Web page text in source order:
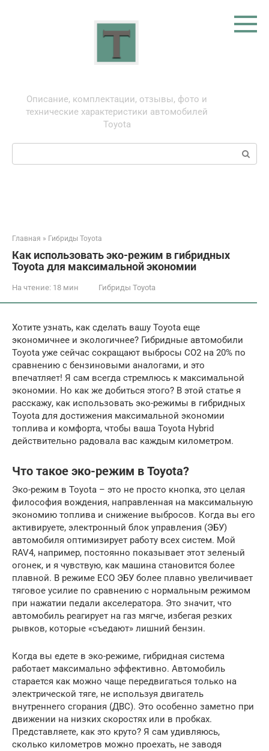
Описание, комплектации, отзывы, фото и
технические характеристики автомобилей
Toyota
Поиск:
Главная » Гибриды Toyota
Как использовать эко-режим в гибридных
Toyota для максимальной экономии
На чтение: 18 мин Гибриды Toyota
Хотите узнать, как сделать вашу Toyota еще
экономичнее и экологичнее? Гибридные автомобили
Toyota уже сейчас сокращают выбросы CO2 на 20% по
сравнению с бензиновыми аналогами, и это
впечатляет! Я сам всегда стремлюсь к максимальной
экономии. Но как же добиться этого? В этой статье я
расскажу, как использовать эко-режимы в гибридных
Toyota для достижения максимальной экономии
топлива и комфорта, чтобы ваша Toyota Hybrid
действительно радовала вас каждым километром.
Что такое эко-режим в Toyota?
Эко-режим в Toyota – это не просто кнопка, это целая
философия вождения, направленная на максимальную
экономию топлива и снижение выбросов. Когда вы его
активируете, электронный блок управления (ЭБУ)
автомобиля оптимизирует работу всех систем. Мой
RAV4, например, постоянно показывает этот зеленый
огонек, и я чувствую, как машина становится более
плавной. В режиме ECO ЭБУ более плавно увеличивает
тяговое усилие по сравнению с нормальным режимом
при нажатии педали акселератора. Это значит, что
автомобиль реагирует на газ мягче, избегая резких
рывков, которые «съедают» лишний бензин.
Когда вы едете в эко-режиме, гибридная система
работает максимально эффективно. Автомобиль
старается как можно чаще передвигаться только на
электрической тяге, не используя двигатель
внутреннего сгорания (ДВС). Это особенно заметно при
движении на низких скоростях или в пробках.
Представляете, как это круто? Я сам удивляюсь,
сколько километров можно проехать, не заводя